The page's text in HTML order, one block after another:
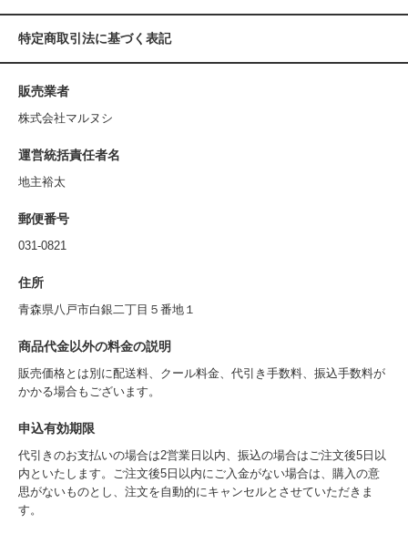
特定商取引法に基づく表記
販売業者
株式会社マルヌシ
運営統括責任者名
地主裕太
郵便番号
031-0821
住所
青森県八戸市白銀二丁目５番地１
商品代金以外の料金の説明
販売価格とは別に配送料、クール料金、代引き手数料、振込手数料が
かかる場合もございます。
申込有効期限
代引きのお支払いの場合は2営業日以内、振込の場合はご注文後5日以
内といたします。ご注文後5日以内にご入金がない場合は、購入の意
思がないものとし、注文を自動的にキャンセルとさせていただきま
す。